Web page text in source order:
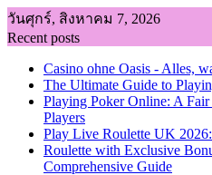
Skip
to
content
วันศุกร์, สิงหาคม 7, 2026
Recent posts
Casino ohne Oasis - Alles,
The Ultimate Guide to
Playing Poker Online: A
Players
Play Live Roulette UK
Roulette with Exclusive
Comprehensive Guide